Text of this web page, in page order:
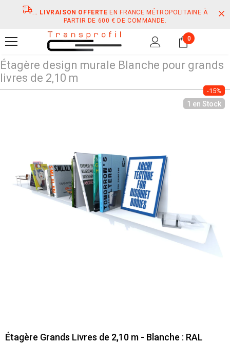
... LIVRAISON OFFERTE EN FRANCE MÉTROPOLITAINE À
PARTIR DE 600 € DE COMMANDE.
0
Étagère design murale Blanche pour grands
livres de 2,10 m
-15%
1 en Stock
Étagère Grands Livres de 2,10 m - Blanche : RAL